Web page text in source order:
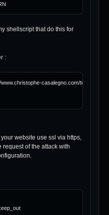
shellscript that do this for
:
casalegno.com/tools/
website use ssl via https,
of the attack with